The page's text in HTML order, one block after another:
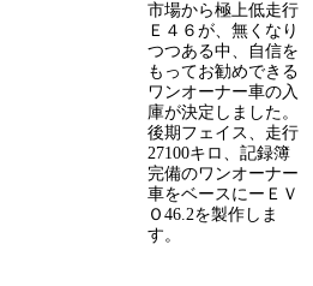
市場から極上低走行
Ｅ４６が、無くなり
つつある中、自信を
もってお勧めできる
ワンオーナー車の入
庫が決定しました。
後期フェイス、走行
27100キロ、記録簿
完備のワンオーナー
車をベースにーＥＶ
Ｏ46.2を製作しま
す。